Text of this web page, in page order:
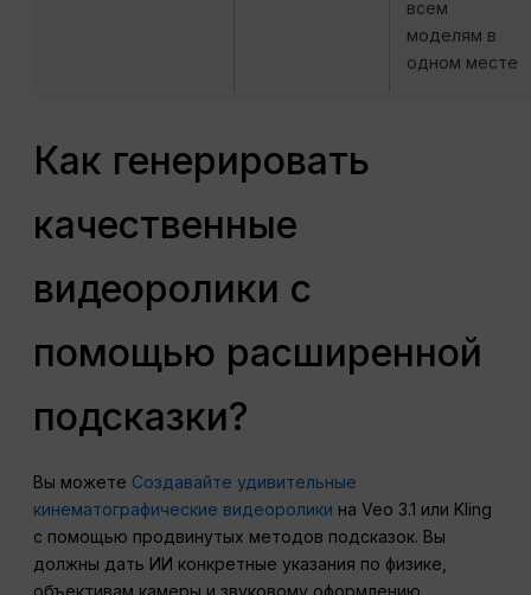
всем
моделям в
одном месте
Как генерировать
качественные
видеоролики с
помощью расширенной
подсказки?
Вы можете Создавайте удивительные
кинематографические видеоролики на Veo 3.1 или Kling
с помощью продвинутых методов подсказок. Вы
должны дать ИИ конкретные указания по физике,